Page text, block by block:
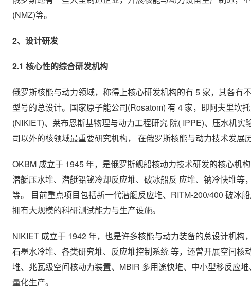
(NMZ)等。
2、设计研发
2.1 核心性的综合研发机构
俄罗斯核能与动力领域，称得上核心研发机构的有 5 家，其各有
型号的总设计。国家原子能公司(Rosatom) 有 4 家，即阿夫里坎
(NIKIET)、莱布恩斯基物理与动力工程研究 院( IPPE)、压水机
司以外的核领域最重要研究机构， 在俄罗斯核能与动力技术发展
OKBM 成立于 1945 年，是俄罗斯舰船核动力技术研发的核心机
潜艇压水堆、潜艇铅铋冷却反应堆、破冰船反 应堆、钠冷快堆
等。 目前重点项目包括新一代潜艇反应堆、RITM-200/400 破冰
拥有大规模的科研测试能力与生产设施。
NIKIET 成立于 1942 年，也是许多核能与动力装备的总设计机
石墨水冷堆、各类研究堆、反应堆控制系统 等，还曾开展空间
堆、兆瓦级空间核动力装置、MBIR 多用途快堆、中小型移反应
量化生产。